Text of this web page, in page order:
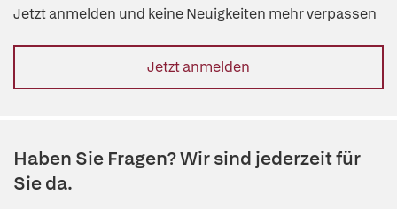
Jetzt anmelden und keine Neuigkeiten mehr verpassen
Jetzt anmelden
Haben Sie Fragen? Wir sind jederzeit für
Sie da.